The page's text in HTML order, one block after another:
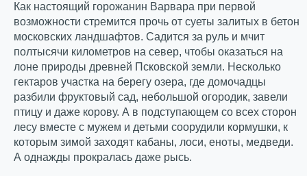
Как настоящий горожанин Варвара при первой
возможности стремится прочь от суеты залитых в бетон
московских ландшафтов. Садится за руль и мчит
полтысячи километров на север, чтобы оказаться на
лоне природы древней Псковской земли. Несколько
гектаров участка на берегу озера, где домочадцы
разбили фруктовый сад, небольшой огородик, завели
птицу и даже корову. А в подступающем со всех сторон
лесу вместе с мужем и детьми соорудили кормушки, к
которым зимой заходят кабаны, лоси, еноты, медведи.
А однажды прокралась даже рысь.